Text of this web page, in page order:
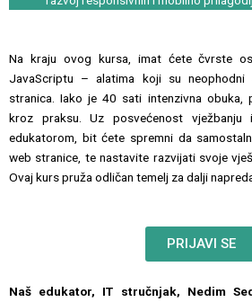
Na kraju ovog kursa, imat ćete čvrste
JavaScriptu – alatima koji su neophodni
stranica. Iako je 40 sati intenzivna obuka,
kroz praksu. Uz posvećenost vježbanju
edukatorom, bit ćete spremni da
web stranice, te nastavite razvijati svoje
Ovaj kurs pruža odličan temelj za dalji
PRIJAVI SE
Naš edukator, IT stručnjak, Nedim